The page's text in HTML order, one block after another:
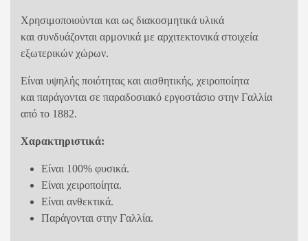
Χρησιμοποιούνται και ως διακοσμητικά υλικά
και συνδυάζονται αρμονικά με αρχιτεκτονικά στοιχεία
εξωτερικών χώρων.
Είναι υψηλής ποιότητας και αισθητικής, χειροποίητα
και παράγονται σε παραδοσιακό εργοστάσιο στην Γαλλία
από το 1882.
Χαρακτηριστικά:
Είναι 100% φυσικά.
Είναι χειροποίητα.
Είναι ανθεκτικά.
Παράγονται στην Γαλλία.